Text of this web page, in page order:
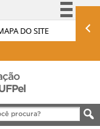
DO SITE
à informação
Legislação
Canais